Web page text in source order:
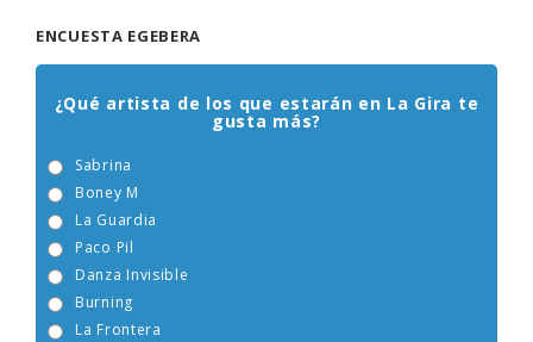
ENCUESTA EGEBERA
¿Qué artista de los que estarán en La Gira te
gusta más?
Sabrina
Boney M
La Guardia
Paco Pil
Danza Invisible
Burning
La Frontera